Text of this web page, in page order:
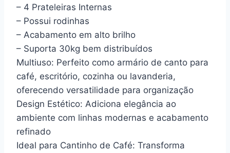
– 4 Prateleiras Internas
– Possui rodinhas
– Acabamento em alto brilho
– Suporta 30kg bem distribuídos
Multiuso: Perfeito como armário de canto para
café, escritório, cozinha ou lavanderia,
oferecendo versatilidade para organização
Design Estético: Adiciona elegância ao
ambiente com linhas modernas e acabamento
refinado
Ideal para Cantinho de Café: Transforma